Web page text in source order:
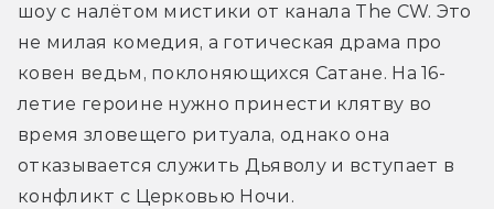
шоу с налётом мистики от канала The CW. Это
не милая комедия, а готическая драма про
ковен ведьм, поклоняющихся Сатане. На 16-
летие героине нужно принести клятву во
время зловещего ритуала, однако она
отказывается служить Дьяволу и вступает в
конфликт с Церковью Ночи.